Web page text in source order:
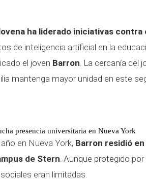
ha liderado iniciativas
de inteligencia artificial en la
el joven Barron. La cercanía del
mantenga mayor unidad en este
presencia universitaria en Nueva York
en Nueva York, Barron residió
de Stern. Aunque protegido
eran limitadas.